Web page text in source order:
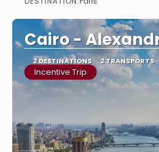
Cairo -
2 DESTINATIONS 2 TRANSPORTS
Incentive Trip